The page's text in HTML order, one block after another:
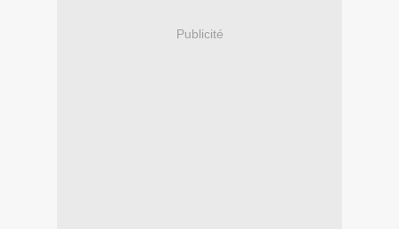
Publicité